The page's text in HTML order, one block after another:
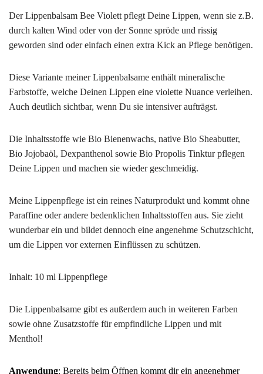
Der Lippenbalsam Bee Violett pflegt Deine Lippen, wenn sie z.B.
durch kalten Wind oder von der Sonne spröde und rissig
geworden sind oder einfach einen extra Kick an Pflege benötigen.
Diese Variante meiner Lippenbalsame enthält mineralische
Farbstoffe, welche Deinen Lippen eine violette Nuance verleihen.
Auch deutlich sichtbar, wenn Du sie intensiver aufträgst.
Die Inhaltsstoffe wie Bio Bienenwachs, native Bio Sheabutter,
Bio Jojobaöl, Dexpanthenol sowie Bio Propolis Tinktur pflegen
Deine Lippen und machen sie wieder geschmeidig.
Meine Lippenpflege ist ein reines Naturprodukt und kommt ohne
Paraffine oder andere bedenklichen Inhaltsstoffen aus. Sie zieht
wunderbar ein und bildet dennoch eine angenehme Schutzschicht,
um die Lippen vor externen Einflüssen zu schützen.
Inhalt: 10 ml Lippenpflege
Die Lippenbalsame gibt es außerdem auch in weiteren Farben
sowie ohne Zusatzstoffe für empfindliche Lippen und mit
Menthol!
Anwendung: Bereits beim Öffnen kommt dir ein angenehmer